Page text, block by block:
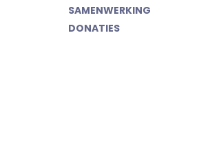
SAMENWERKING
DONATIES